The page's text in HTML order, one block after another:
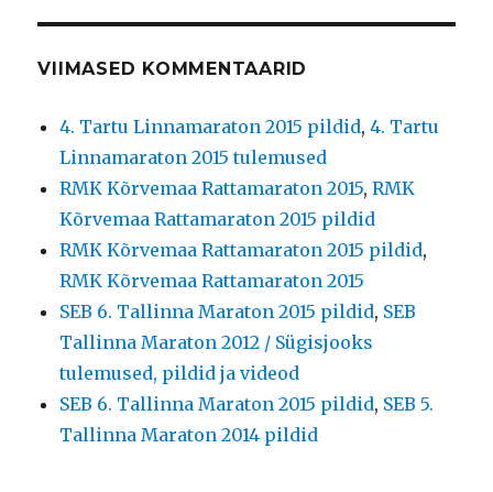
VIIMASED KOMMENTAARID
4. Tartu Linnamaraton 2015 pildid,4. Tartu
Linnamaraton 2015 tulemused
RMK Kõrvemaa Rattamaraton 2015,RMK
Kõrvemaa Rattamaraton 2015 pildid
RMK Kõrvemaa Rattamaraton 2015 pildid,
RMK Kõrvemaa Rattamaraton 2015
SEB 6. Tallinna Maraton 2015 pildid, SEB
Tallinna Maraton 2012 / Sügisjooks
tulemused, pildid ja videod
SEB 6. Tallinna Maraton 2015 pildid, SEB 5.
Tallinna Maraton 2014 pildid